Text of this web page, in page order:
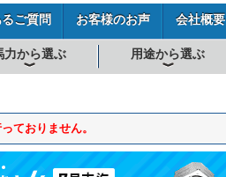
ご質問 お客様のお声 会社概要
力から選ぶ 用途から選ぶ
ておりません。